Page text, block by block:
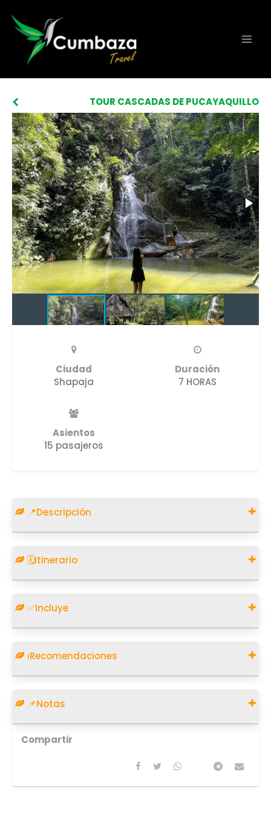
TOUR CASCADAS DE PUCAYAQUILLO
Ciudad
Shapaja
Duración
7 HORAS
Asientos
15 pasajeros
📍Descripción
🗓️Itinerario
✅Incluye
ℹ️Recomendaciones
📌Notas
Compartir